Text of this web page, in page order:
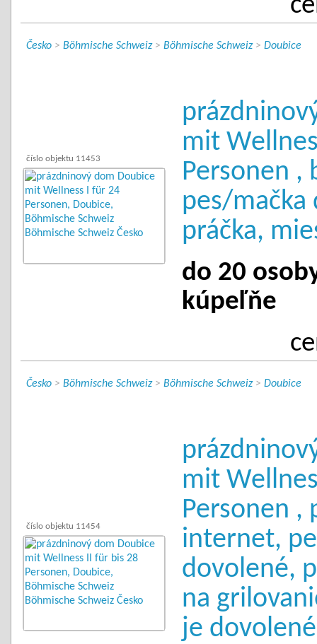
Česko > Böhmische Schweiz> Böhmische Schweiz> Doubice
číslo objektu 11453
mit
Personen ,
pes/mačka
práčka,
do 20
kúpeľňe
Česko > Böhmische Schweiz> Böhmische Schweiz> Doubice
číslo objektu 11454
mit
Personen ,
internet,
dovolené,
na
je